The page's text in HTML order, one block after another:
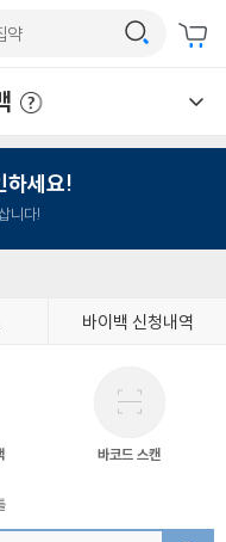
하세요!
니다!
바이백 신청내역
바코드 스캔